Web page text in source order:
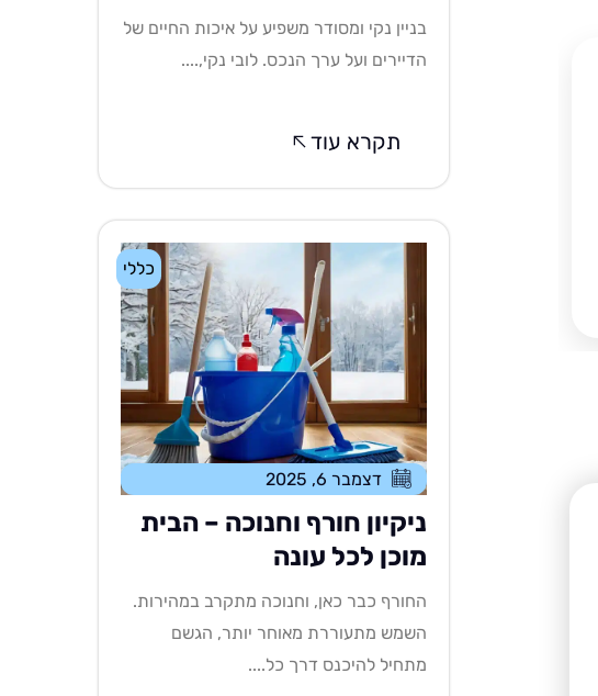
בניין נקי ומסודר משפיע על איכות החיים של
הדיירים ועל ערך הנכס. לובי נקי,....
תקרא עוד
כללי
דצמבר 6, 2025
ניקיון חורף וחנוכה – הבית
מוכן לכל עונה
החורף כבר כאן, וחנוכה מתקרב במהירות.
השמש מתעוררת מאוחר יותר, הגשם
מתחיל להיכנס דרך כל....